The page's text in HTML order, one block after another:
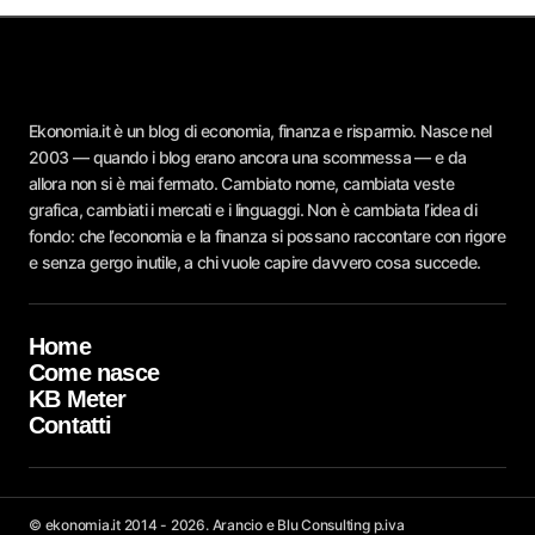
Ekonomia.it è un blog di economia, finanza e risparmio. Nasce nel
2003 — quando i blog erano ancora una scommessa — e da
allora non si è mai fermato. Cambiato nome, cambiata veste
grafica, cambiati i mercati e i linguaggi. Non è cambiata l’idea di
fondo: che l’economia e la finanza si possano raccontare con rigore
e senza gergo inutile, a chi vuole capire davvero cosa succede.
Home
Come nasce
KB Meter
Contatti
© ekonomia.it 2014 - 2026. Arancio e Blu Consulting p.iva